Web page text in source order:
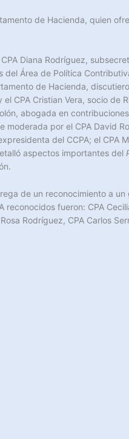
de Hacienda, quien
Diana Rodríguez,
Área de Política
de Hacienda,
CPA Cristian Vera, socio de
abogada en
por el CPA David
del CCPA; el CPA
aspectos importantes del
de un reconocimiento a un
fueron: CPA
Rodríguez, CPA Carlos